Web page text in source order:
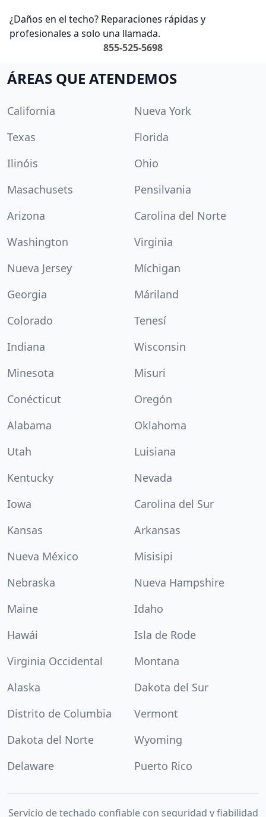
¿Daños en el techo? Reparaciones rápidas y
profesionales a solo una llamada.
855-525-5698
ÁREAS QUE ATENDEMOS
California
Nueva York
Texas
Florida
Ilinóis
Ohio
Masachusets
Pensilvania
Arizona
Carolina del Norte
Washington
Virginia
Nueva Jersey
Míchigan
Georgia
Máriland
Colorado
Tenesí
Indiana
Wisconsin
Minesota
Misuri
Conécticut
Oregón
Alabama
Oklahoma
Utah
Luisiana
Kentucky
Nevada
Iowa
Carolina del Sur
Kansas
Arkansas
Nueva México
Misisipi
Nebraska
Nueva Hampshire
Maine
Idaho
Hawái
Isla de Rode
Virginia Occidental
Montana
Alaska
Dakota del Sur
Distrito de Columbia
Vermont
Dakota del Norte
Wyoming
Delaware
Puerto Rico
Servicio de techado confiable con seguridad y fiabilidad